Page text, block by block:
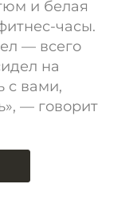
и белая
часы.
— всего
на
с вами,
— говорит